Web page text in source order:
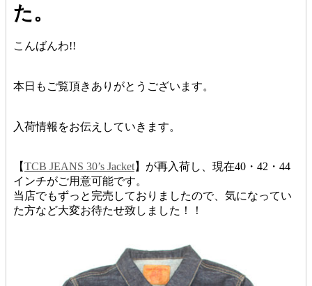
た。
こんばんわ!!
本日もご覧頂きありがとうございます。
入荷情報をお伝えしていきます。
【TCB JEANS 30’s Jacket】が再入荷し、現在40・42・44
インチがご用意可能です。
当店でもずっと完売しておりましたので、気になってい
た方など大変お待たせ致しました！！